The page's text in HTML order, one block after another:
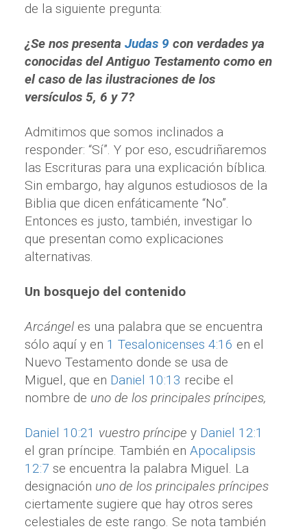
de la siguiente pregunta:
¿Se nos presenta Judas 9 con verdades ya
conocidas del Antiguo Testamento como en
el caso de las ilustraciones de los
versículos 5, 6 y 7?
Admitimos que somos inclinados a
responder: “Sí”. Y por eso, escudriñaremos
las Escrituras para una explicación bíblica.
Sin embargo, hay algunos estudiosos de la
Biblia que dicen enfáticamente “No”.
Entonces es justo, también, investigar lo
que presentan como explicaciones
alternativas.
Un bosquejo del contenido
Arcángeles una palabra que se encuentra
sólo aquí y en 1 Tesalonicenses 4:16 en el
Nuevo Testamento donde se usa de
Miguel, que en Daniel 10:13 recibe el
nombre de uno de los principales príncipes,
Daniel 10:21 vuestro príncipe y Daniel 12:1
el gran príncipe. También en Apocalipsis
12:7 se encuentra la palabra Miguel. La
designación uno de los principales príncipes
ciertamente sugiere que hay otros seres
celestiales de este rango. Se nota también